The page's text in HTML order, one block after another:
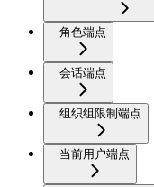
角色端点
会话端点
组织组限制端点
当前用户端点